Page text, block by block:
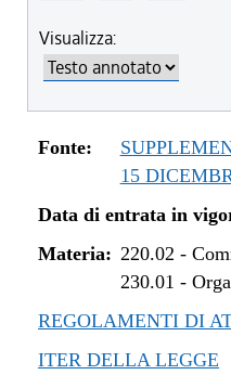
Visualizza:
Fonte:
15
Data di entrata in
Materia: 220.02 -
230.01 -
REGOLAMENTI DI
ITER DELLA LEGGE